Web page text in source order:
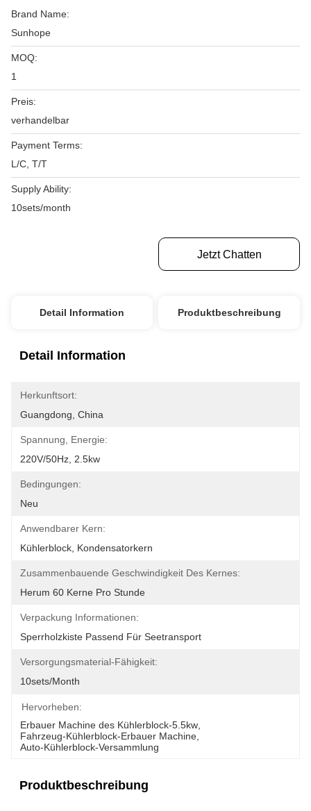
Brand Name:
Sunhope
MOQ:
1
Preis:
verhandelbar
Payment Terms:
L/C, T/T
Supply Ability:
10sets/month
Jetzt Chatten
Detail Information Produktbeschreibung
Detail Information
Herkunftsort:
Guangdong, China
Spannung, Energie:
220V/50Hz, 2.5kw
Bedingungen:
Neu
Anwendbarer Kern:
Kühlerblock, Kondensatorkern
Zusammenbauende Geschwindigkeit Des Kernes:
Herum 60 Kerne Pro Stunde
Verpackung Informationen:
Sperrholzkiste Passend Für Seetransport
Versorgungsmaterial-Fähigkeit:
10sets/month
Hervorheben:
Erbauer Machine des Kühlerblock-5.5kw
Fahrzeug-Kühlerblock-Erbauer Machine
Auto-Kühlerblock-Versammlung
Produktbeschreibung